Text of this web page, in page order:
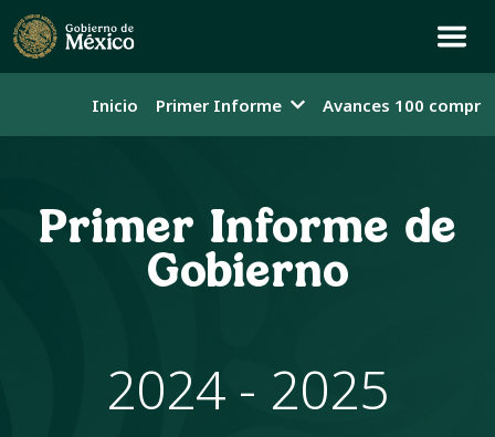
Inicio Primer Informe Avances 100
Primer Informe de
Gobierno
2024 - 2025